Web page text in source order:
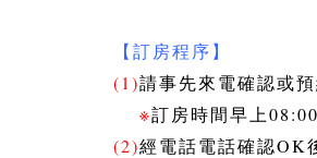
【訂房程序】
(1)請事先來電確認或
※訂房時間早上
(2)經電話電話確認OK